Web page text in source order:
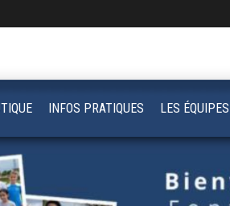
INFOS PRATIQUES LES ÉQUIPES